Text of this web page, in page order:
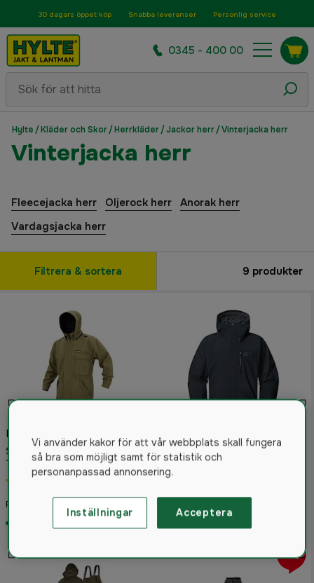
30 dagars öppet köp Snabba leveranser Personlig service
0345 - 400 00
Hylte /Kläder och Skor/Herrkläder/Jackor herr/Vinterjacka herr
Vinterjacka herr
Fleecejacka herr Oljerock herr Anorak herr
Vardagsjacka herr
Filtrera & sortera 9 produkter
Fodrad för extra värme
Swazi Windriver Jacka
Tussock
(1)
Från
Haglöfs Astral GTX II Jacka
Herr True Black
3%
Vi använder kakor för att vår webbplats skall fungera
så bra som möjligt samt för statistik och
personanpassad annonsering.
Inställningar Acceptera